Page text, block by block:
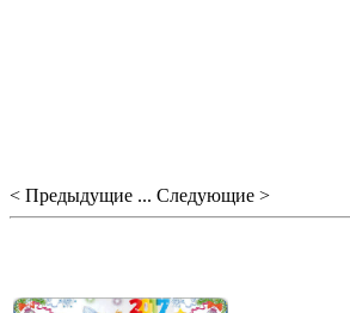
< Предыдущие ... Следующие >